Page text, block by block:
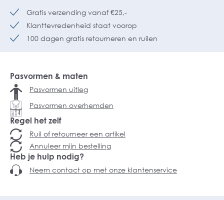
Gratis verzending vanaf €25,-
Klanttevredenheid staat voorop
100 dagen gratis retourneren en ruilen
Pasvormen & maten
Pasvormen uitleg
Pasvormen overhemden
Regel het zelf
Ruil of retourneer een artikel
Annuleer mijn bestelling
Heb je hulp nodig?
Neem contact op met onze klantenservice